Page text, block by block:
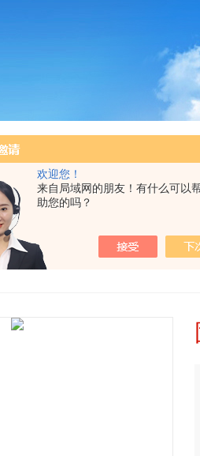
欢迎您！
来自局域网的朋友！有什么可以
助您的吗？